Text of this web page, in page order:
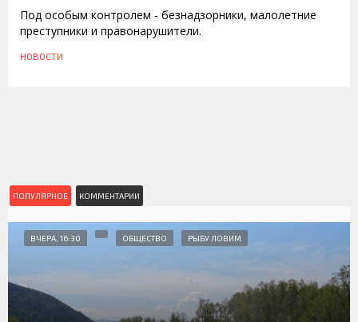
Под особым контролем - безнадзорники, малолетние
преступники и правонарушители.
НОВОСТИ
ПОПУЛЯРНОЕ КОММЕНТАРИИ
ВЧЕРА, 16:30 ОБЩЕСТВО РЫБУ ЛОВИМ